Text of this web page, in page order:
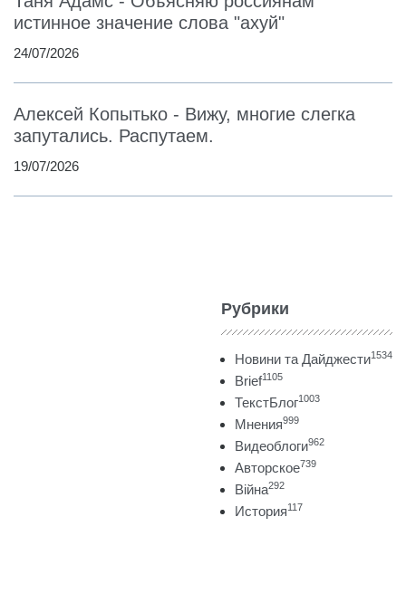
истинное значение слова "ахуй"
24/07/2026
Алексей Копытько - Вижу, многие слегка
запутались. Распутаем.
19/07/2026
Рубрики
Новини та Дайджести1534
Brief1105
ТекстБлог1003
Мнения999
Видеоблоги962
Авторское739
Війна292
История117